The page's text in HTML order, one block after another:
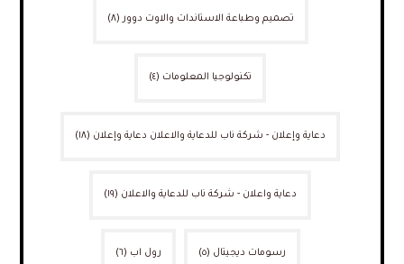
تصميم وطباعة الاستاندات والاوت دوور (٨)
تكنولوجيا المعلومات (٤)
دعاية وإعلان - شركة ناب للدعاية والاعلان دعاية وإعلان (١٨)
دعاية واعلان - شركة ناب للدعاية والاعلان (١٩)
رسومات ديجيتال (٥) رول اب (٦)